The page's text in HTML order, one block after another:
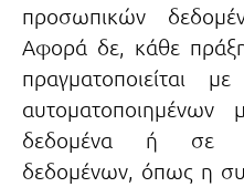
προσωπικών
Αφορά δε, κάθε
δεδομένα ή σε
δεδομένων, όπως η